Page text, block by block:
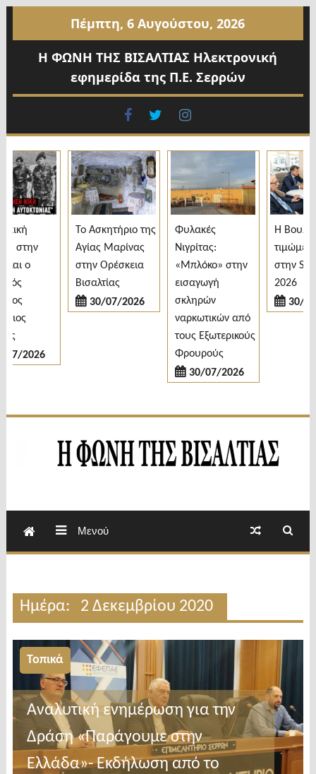
περιεχόμενο
Πέμπτη, 6 Αυγούστου, 2026
Η ΦΩΝΗ ΤΗΣ ΒΙΣΑΛΤΙΑΣ Ηλεκτρονική
εφημερίδα της Π.Ε. Σερρών
facebook
twitter
στην
ο
2026
Το Ασκητήριο της
Αγίας Μαρίνας
στην Ορέσκεια
Βισαλτίας
30/07/2026
Φυλακές
Νιγρίτας:
«Μπλόκο» στην
εισαγωγή
σκληρών
ναρκωτικών από
τους Εξωτερικούς
Φρουρούς
30/07/2026
H
τιμώμενη
στην
2026
30/07/
Μενού
Ημέρα: 2 Δεκεμβρίου 2020
Τοπικά
Αναλυτική ενημέρωση για την
Δράση «Παράγουμε στην
Ελλάδα»- Εκδήλωση από το